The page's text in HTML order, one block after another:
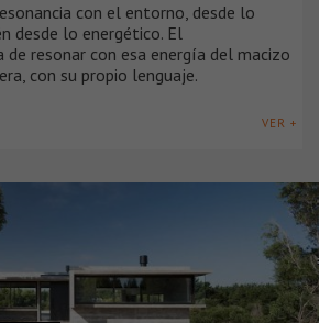
con el entorno, desde lo
desde lo energético. El
resonar con esa energía del macizo
con su propio lenguaje.
VER +